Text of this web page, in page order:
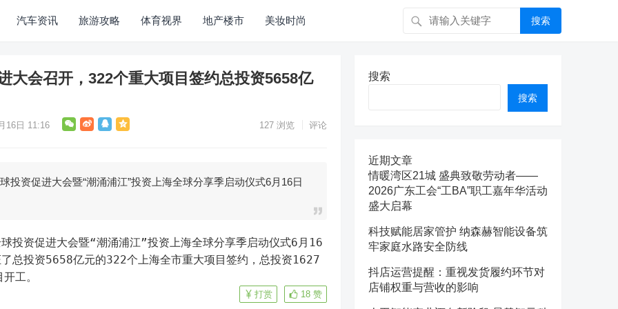
汽车资讯 旅游攻略 体育视界 地产楼市 美妆时尚 搜索
大会召开，322个重大项目签约总投资5658亿
16日 11:16 127 浏览 评论
投资促进大会暨“潮涌浦江”投资上海全球分享季启动仪式6月16日
总投资5658亿元的322个上海全市重大项目签约，总投资1627
工。
18 赞
打赏
搜索
搜索
近期文章
情暖湾区21城 盛典致敬劳动者——
2026广东工会“工BA”职工嘉年华活动
盛大启幕
科技赋能居家管护 纳森赫智能设备筑
牢家庭水路安全防线
抖店运营提醒：重视发货履约环节对
店铺权重与营收的影响